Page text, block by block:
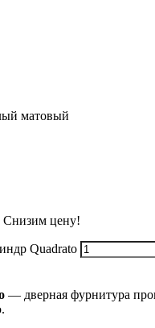
матовый
Снизим цену!
Quadrato
— дверная фурнитура